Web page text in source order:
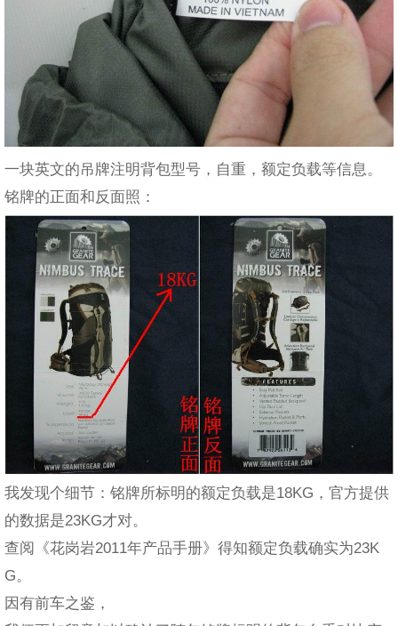
一块英文的吊牌注明背包型号，自重，额定负载等信息。
铭牌的正面和反面照：
我发现个细节：铭牌所标明的额定负载是18KG，官方提供
的数据是23KG才对。
查阅《花岗岩2011年产品手册》得知额定负载确实为23K
G。
因有前车之鉴，